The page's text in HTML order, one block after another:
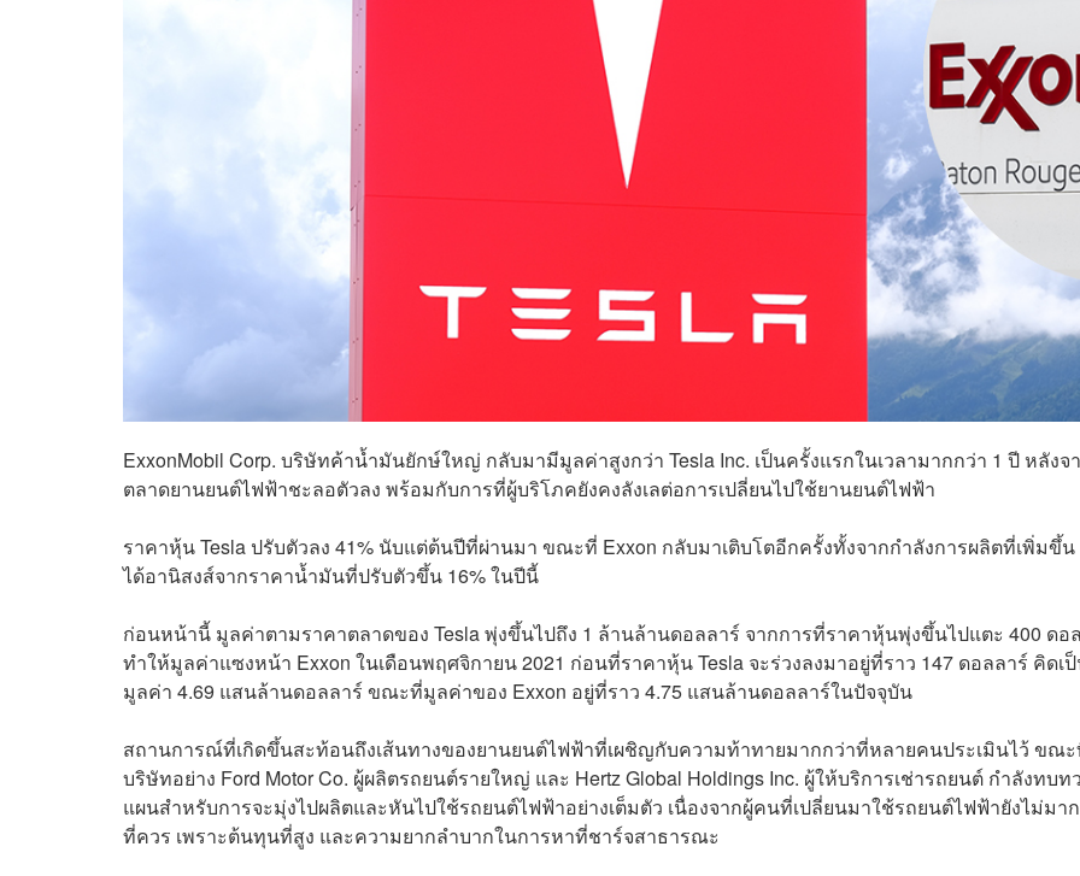
ExxonMobil Corp. บริษัทค้าน้ำมันยักษ์ใหญ่ กลับมามีมูลค่าสูงกว่า Tesla Inc. เป็นครั้งแรกในเวลามากกว่า 1 ปี หลังจ
ตลาดยานยนต์ไฟฟ้าชะลอตัวลง พร้อมกับการที่ผู้บริโภคยังคงลังเลต่อการเปลี่ยนไปใช้ยานยนต์ไฟฟ้า
ราคาหุ้น Tesla ปรับตัวลง 41% นับแต่ต้นปีที่ผ่านมา ขณะที่ Exxon กลับมาเติบโตอีกครั้งทั้งจากกำลังการผลิตที่เพิ่มขึ้น
ได้อานิสงส์จากราคาน้ำมันที่ปรับตัวขึ้น 16% ในปีนี้
ก่อนหน้านี้ มูลค่าตามราคาตลาดของ Tesla พุ่งขึ้นไปถึง 1 ล้านล้านดอลลาร์ จากการที่ราคาหุ้นพุ่งขึ้นไปแตะ 400 ดอ
ทำให้มูลค่าแซงหน้า Exxon ในเดือนพฤศจิกายน 2021 ก่อนที่ราคาหุ้น Tesla จะร่วงลงมาอยู่ที่ราว 147 ดอลลาร์ คิดเ
มูลค่า 4.69 แสนล้านดอลลาร์ ขณะที่มูลค่าของ Exxon อยู่ที่ราว 4.75 แสนล้านดอลลาร์ในปัจจุบัน
สถานการณ์ที่เกิดขึ้นสะท้อนถึงเส้นทางของยานยนต์ไฟฟ้าที่เผชิญกับความท้าทายมากกว่าที่หลายคนประเมินไว้ ขณ
บริษัทอย่าง Ford Motor Co. ผู้ผลิตรถยนต์รายใหญ่ และ Hertz Global Holdings Inc. ผู้ให้บริการเช่ารถยนต์ กำลังทบท
แผนสำหรับการจะมุ่งไปผลิตและหันไปใช้รถยนต์ไฟฟ้าอย่างเต็มตัว เนื่องจากผู้คนที่เปลี่ยนมาใช้รถยนต์ไฟฟ้ายังไม่มา
ที่ควร เพราะต้นทุนที่สูง และความยากลำบากในการหาที่ชาร์จสาธารณะ